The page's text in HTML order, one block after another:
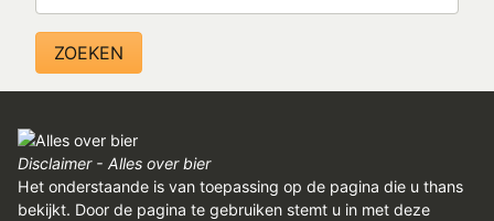
Disclaimer - Alles over bier
Het onderstaande is van toepassing op de pagina die u thans
bekijkt. Door de pagina te gebruiken stemt u in met deze